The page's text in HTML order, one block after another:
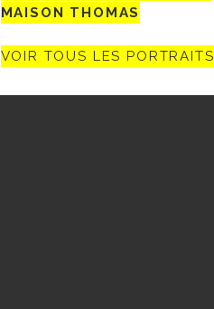
MAISON THOMAS
VOIR TOUS LES PORTRAITS